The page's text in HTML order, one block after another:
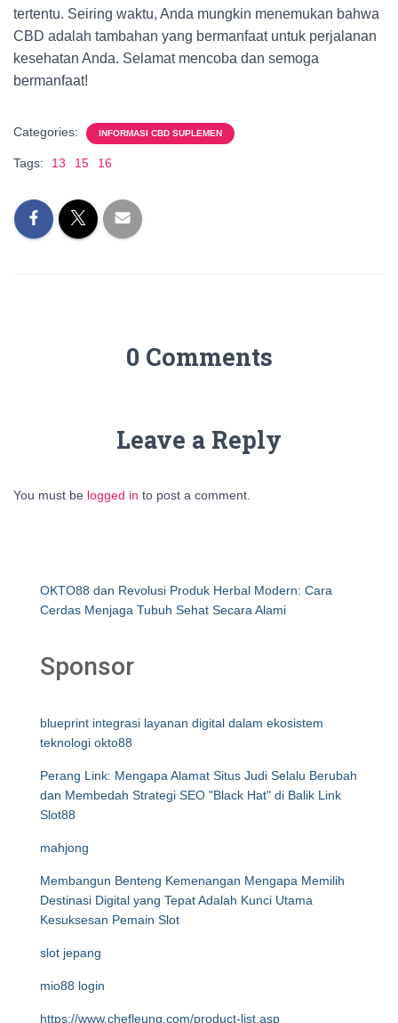
tertentu. Seiring waktu, Anda mungkin menemukan bahwa
CBD adalah tambahan yang bermanfaat untuk perjalanan
kesehatan Anda. Selamat mencoba dan semoga
bermanfaat!
Categories: INFORMASI CBD SUPLEMEN
Tags: 13 15 16
0 Comments
Leave a Reply
You must be logged in to post a comment.
OKTO88 dan Revolusi Produk Herbal Modern: Cara
Cerdas Menjaga Tubuh Sehat Secara Alami
Sponsor
blueprint integrasi layanan digital dalam ekosistem
teknologi okto88
Perang Link: Mengapa Alamat Situs Judi Selalu Berubah
dan Membedah Strategi SEO "Black Hat" di Balik Link
Slot88
mahjong
Membangun Benteng Kemenangan Mengapa Memilih
Destinasi Digital yang Tepat Adalah Kunci Utama
Kesuksesan Pemain Slot
slot jepang
mio88 login
https://www.chefleung.com/product-list.asp